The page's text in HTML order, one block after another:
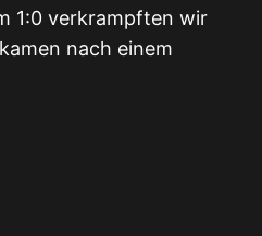
1:0 verkrampften wir
nach einem